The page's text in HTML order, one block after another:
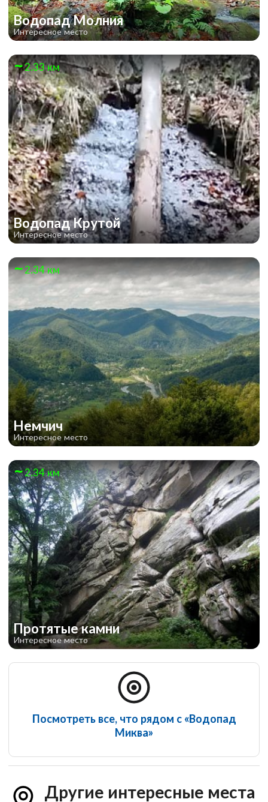
Водопад Молния
Интересное место
2.33 км
Водопад Крутой
Интересное место
2.34 км
Немчич
Интересное место
2.34 км
Протятые камни
Интересное место
Посмотреть все, что рядом с «Водопад
Миква»
Другие интересные места